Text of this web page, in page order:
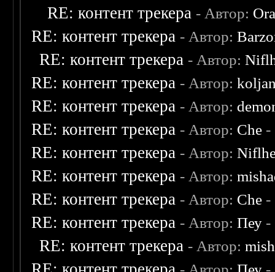
RE: контент трекера - Автор:
RE: контент трекера - Автор:
RE: контент трекера - Автор:
RE: контент трекера - Автор:
RE: контент трекера - Автор:
RE: контент трекера - Автор: Che -
RE: контент трекера - Автор:
RE: контент трекера - Автор:
RE: контент трекера - Автор: Che -
RE: контент трекера - Автор:Пеу -
RE: контент трекера - Автор: